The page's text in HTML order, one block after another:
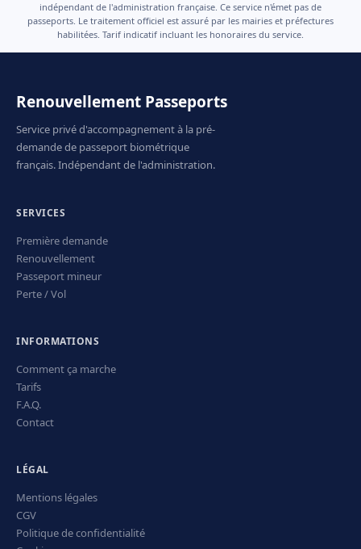
indépendant de l'administration française. Ce service n'émet pas de
passeports. Le traitement officiel est assuré par les mairies et préfectures
habilitées. Tarif indicatif incluant les honoraires du service.
Renouvellement Passeports
Service privé d'accompagnement à la pré-
demande de passeport biométrique
français. Indépendant de l'administration.
SERVICES
Première demande
Renouvellement
Passeport mineur
Perte / Vol
INFORMATIONS
Comment ça marche
Tarifs
F.A.Q.
Contact
LÉGAL
Mentions légales
CGV
Politique de confidentialité